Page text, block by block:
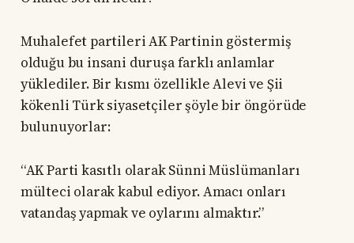
Muhalefet partileri AK Partinin göstermiş
olduğu bu insani duruşa farklı anlamlar
yüklediler. Bir kısmı özellikle Alevi ve Şii
kökenli Türk siyasetçiler şöyle bir öngörüde
bulunuyorlar:
“AK Parti kasıtlı olarak Sünni Müslümanları
mülteci olarak kabul ediyor. Amacı onları
vatandaş yapmak ve oylarını almaktır.”